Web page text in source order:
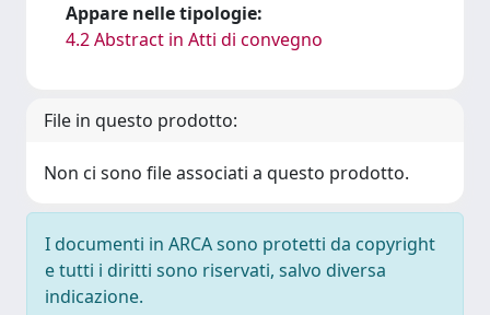
Appare nelle tipologie:
4.2 Abstract in Atti di convegno
File in questo prodotto:
Non ci sono file associati a questo prodotto.
I documenti in ARCA sono protetti da copyright
e tutti i diritti sono riservati, salvo diversa
indicazione.